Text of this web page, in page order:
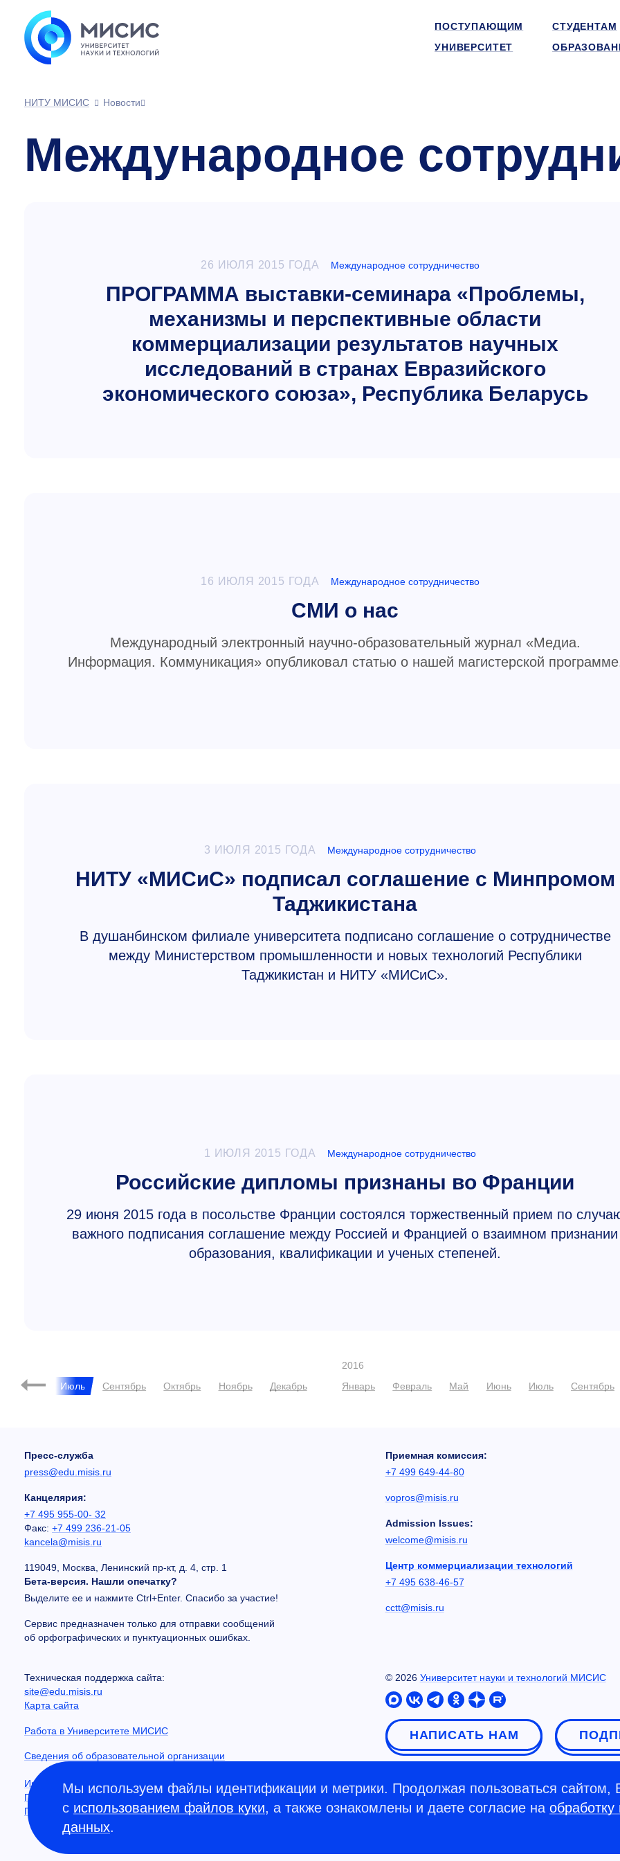
ПОСТУПАЮЩИМ
СТУДЕНТАМ
УНИВЕРСИТЕТ
НИТУ МИСИС Новости
Международное
26 ИЮЛЯ 2015 ГОДА Международное сотрудничество
ПРОГРАММА выставки-семинара «Проблемы,
механизмы и перспективные области
коммерциализации результатов научных
исследований в странах Евразийского
экономического союза», Республика Беларусь
16 ИЮЛЯ 2015 ГОДА Международное сотрудничество
СМИ о нас
Международный электронный научно-образовательный журнал «Медиа.
Информация. Коммуникация» опубликовал статью о нашей магистерской
3 ИЮЛЯ 2015 ГОДА Международное сотрудничество
НИТУ «МИСиС» подписал соглашение с Минпромом
Таджикистана
В душанбинском филиале университета подписано соглашение о сотрудничестве
между Министерством промышленности и новых технологий Республики
Таджикистан и НИТУ «МИСиС».
1 ИЮЛЯ 2015 ГОДА Международное сотрудничество
Российские дипломы признаны во Франции
29 июня 2015 года в посольстве Франции состоялся торжественный прием по
важного подписания соглашение между Россией и Францией о взаимном признании
образования, квалификации и ученых степеней.
Июнь Июль Сентябрь Октябрь Ноябрь Декабрь
2016
Январь
Февраль Май Июнь Июль Сентябрь
Пресс-служба
press@edu.misis.ru
Канцелярия:
+7 495 955-00- 32
Факс: +7 499 236-21-05
kancela@misis.ru
119049, Москва, Ленинский пр-кт, д. 4, стр. 1
Бета-версия. Нашли опечатку?
Выделите ее и нажмите Ctrl+Enter. Спасибо за участие!
Сервис предназначен только для отправки сообщений
об орфографических и пунктуационных ошибках.
Приемная комиссия:
+7 499 649-44-80
vopros@misis.ru
Admission Issues:
welcome@misis.ru
Центр коммерциализации технологий
+7 495 638-46-57
cctt@misis.ru
Техническая поддержка сайта:
site@edu.misis.ru
Карта сайта
Работа в Университете МИСИС
Сведения об образовательной организации
Информация о закупках
Противодействие коррупции
Политика конфиденциальности
© 2026 Университет науки и технологий МИСИС
НАПИСАТЬ НАМ
Мы используем файлы идентификации и метрики. Продолжая пользоваться сайтом,
с использованием файлов куки, а также ознакомлены и даете согласие на
данных.